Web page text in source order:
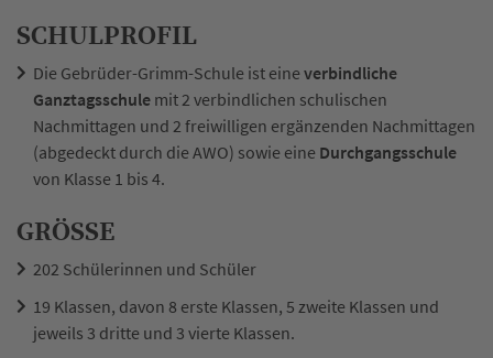
SCHULPROFIL
Die Gebrüder-Grimm-Schule ist eineverbindliche
Ganztagsschule mit 2 verbindlichen schulischen
Nachmittagen und 2 freiwilligen ergänzenden Nachmittagen
(abgedeckt durch die AWO) sowie eine Durchgangsschule
von Klasse 1 bis 4.
GRÖSSE
202 Schülerinnen und Schüler
19 Klassen, davon 8 erste Klassen, 5 zweite Klassen und
jeweils 3 dritte und 3 vierte Klassen.